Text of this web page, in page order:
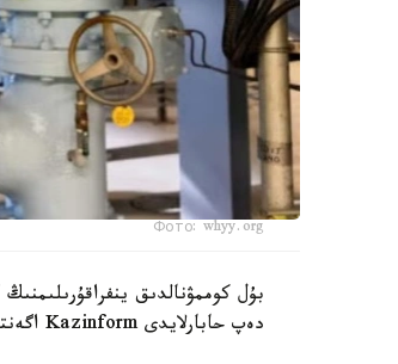
Фото: whyy.org
بۇل كوممۋنالدىق
دەپ حابارلايدى Kazinform اگەنتتىگىنىڭ ۆاشينگتونداعى مەنشىكتى ءتىلشىسى CBS News-كە سىلتەمە جاساپ.